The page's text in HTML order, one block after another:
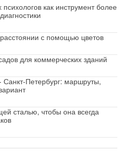
как инструмент более
с помощью цветов
для коммерческих зданий
Санкт-Петербург: маршруты,
сталью, чтобы она всегда